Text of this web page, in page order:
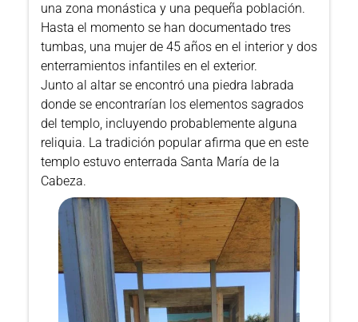
una zona monástica y una pequeña población.
Hasta el momento se han documentado tres
tumbas, una mujer de 45 años en el interior y dos
enterramientos infantiles en el exterior.
Junto al altar se encontró una piedra labrada
donde se encontrarían los elementos sagrados
del templo, incluyendo probablemente alguna
reliquia. La tradición popular afirma que en este
templo estuvo enterrada Santa María de la
Cabeza.